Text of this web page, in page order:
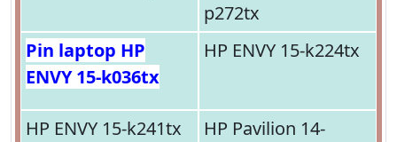
p272tx
Pin laptop HP
ENVY 15-k036tx
HP ENVY 15-k224tx
HP ENVY 15-k241tx
HP Pavilion 14-